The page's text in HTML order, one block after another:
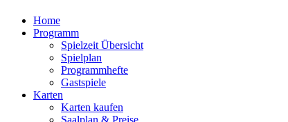
Home
Programm
Spielzeit Übersicht
Spielplan
Programmhefte
Gastspiele
Karten
Karten kaufen